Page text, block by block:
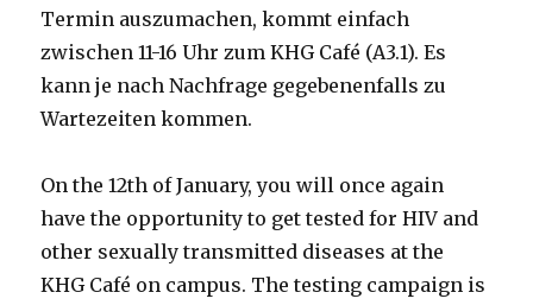
Termin auszumachen, kommt einfach
zwischen 11-16 Uhr zum KHG Café (A3.1). Es
kann je nach Nachfrage gegebenenfalls zu
Wartezeiten kommen.
On the 12th of January, you will once again
have the opportunity to get tested for HIV and
other sexually transmitted diseases at the
KHG Café on campus. The testing campaign is